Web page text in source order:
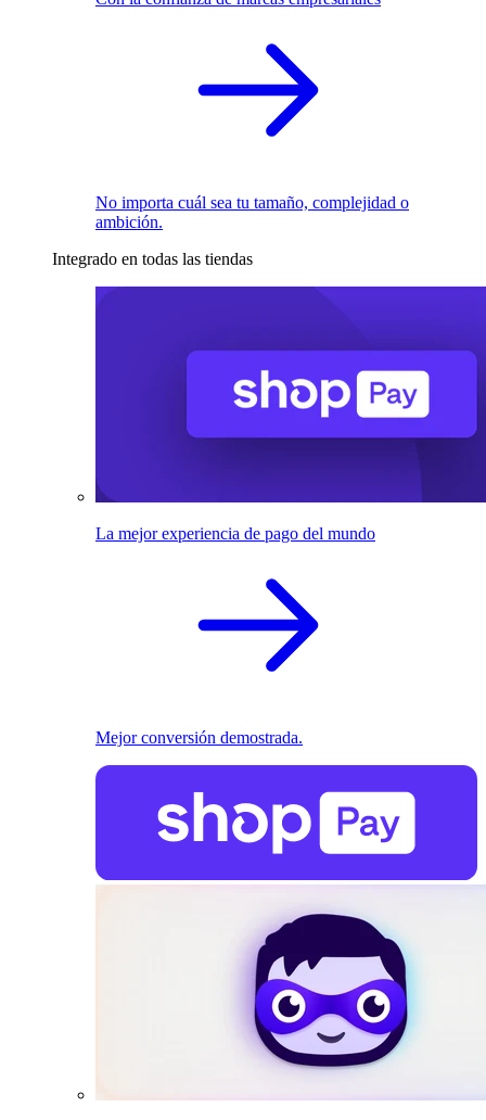
No importa cuál sea tu tamaño, complejidad o
ambición.
Integrado en todas las tiendas
La mejor experiencia de pago del mundo
Mejor conversión demostrada.